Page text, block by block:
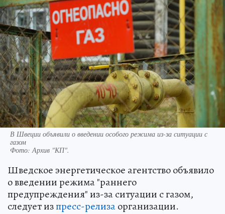
В Швеции объявили о введении особого режима из-за ситуации с
газом
Фото:Архив "КП".
Шведское энергетическое агентство объявило
о введении режима "раннего
предупреждения" из-за ситуации с газом,
следует изпресс-релизаорганизации.